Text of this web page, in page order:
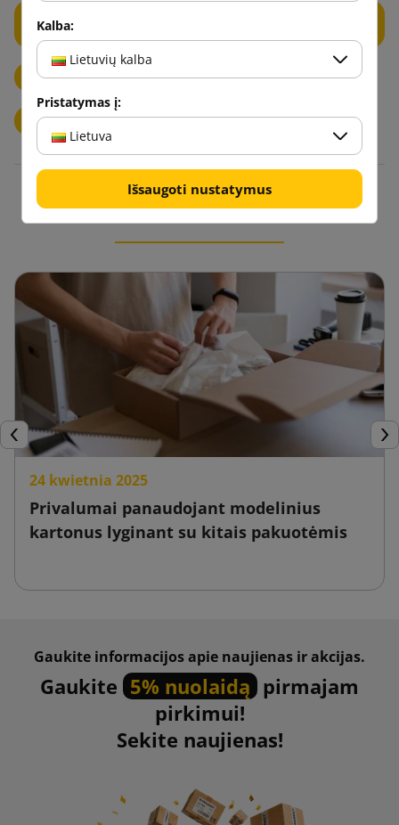
juostoms
Įtempimo ir aprišimo įrenginiai PP aprišimo juostoms
PP Apvyniojimo juosta PP dirželių rinkiniai
Tinklaraštis
Ankstesnis
24 kwietnia 2025
Privalumai panaudojant modelinius
kartonus lyginant su kitais pakuotėmis
Gaukite informacijos apie naujienas ir akcijas.
Gaukite 5% nuolaidą pirmajam
pirkimui!
Sekite naujienas!
Kalba:
Lietuvių kalba
Pristatymas į:
Lietuva
Išsaugoti nustatymus